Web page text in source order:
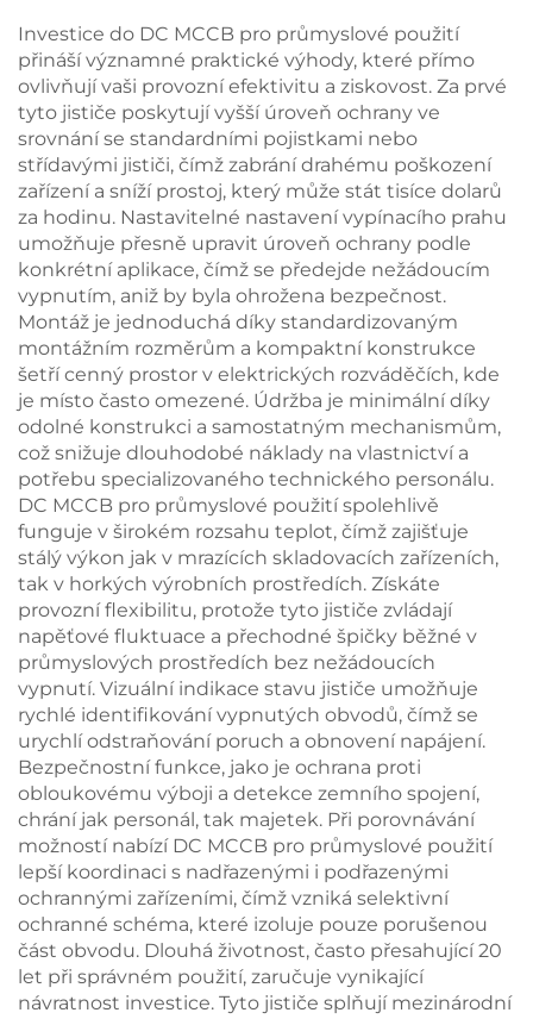
Investice do DC MCCB pro průmyslové použití
přináší významné praktické výhody, které přímo
ovlivňují vaši provozní efektivitu a ziskovost. Za prvé
tyto jističe poskytují vyšší úroveň ochrany ve
srovnání se standardními pojistkami nebo
střídavými jističi, čímž zabrání drahému poškození
zařízení a sníží prostoj, který může stát tisíce dolarů
za hodinu. Nastavitelné nastavení vypínacího prahu
umožňuje přesně upravit úroveň ochrany podle
konkrétní aplikace, čímž se předejde nežádoucím
vypnutím, aniž by byla ohrožena bezpečnost.
Montáž je jednoduchá díky standardizovaným
montážním rozměrům a kompaktní konstrukce
šetří cenný prostor v elektrických rozváděčích, kde
je místo často omezené. Údržba je minimální díky
odolné konstrukci a samostatným mechanismům,
což snižuje dlouhodobé náklady na vlastnictví a
potřebu specializovaného technického personálu.
DC MCCB pro průmyslové použití spolehlivě
funguje v širokém rozsahu teplot, čímž zajišťuje
stálý výkon jak v mrazících skladovacích zařízeních,
tak v horkých výrobních prostředích. Získáte
provozní flexibilitu, protože tyto jističe zvládají
napěťové fluktuace a přechodné špičky běžné v
průmyslových prostředích bez nežádoucích
vypnutí. Vizuální indikace stavu jističe umožňuje
rychlé identifikování vypnutých obvodů, čímž se
urychlí odstraňování poruch a obnovení napájení.
Bezpečnostní funkce, jako je ochrana proti
obloukovému výboji a detekce zemního spojení,
chrání jak personál, tak majetek. Při porovnávání
možností nabízí DC MCCB pro průmyslové použití
lepší koordinaci s nadřazenými i podřazenými
ochrannými zařízeními, čímž vzniká selektivní
ochranné schéma, které izoluje pouze porušenou
část obvodu. Dlouhá životnost, často přesahující 20
let při správném použití, zaručuje vynikající
návratnost investice. Tyto jističe splňují mezinárodní